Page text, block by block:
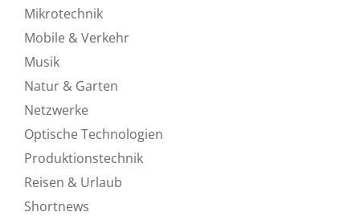
Mikrotechnik
Mobile & Verkehr
Musik
Natur & Garten
Netzwerke
Optische Technologien
Produktionstechnik
Reisen & Urlaub
Shortnews